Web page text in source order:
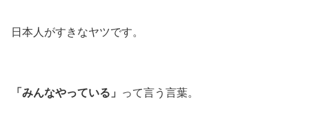
日本人がすきなヤツです。
「みんなやっている」 って言う言葉。